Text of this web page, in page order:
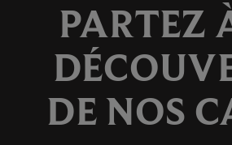
PARTEZ
DE NOS